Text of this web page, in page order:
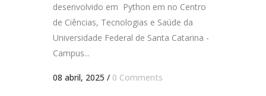
desenvolvido em Python em no Centro
de Ciências, Tecnologias e Saúde da
Universidade Federal de Santa Catarina -
Campus...
08 abril, 2025 / 0 Comments